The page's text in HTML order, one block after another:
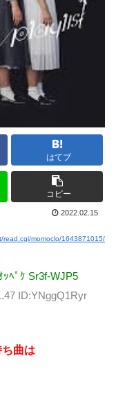
はてブ
コピー
2022.02.15
momoclo/1643871015/
ﾍﾟｹ Sr3f-WJP5
ID:YNggQ1Ryr
曲は